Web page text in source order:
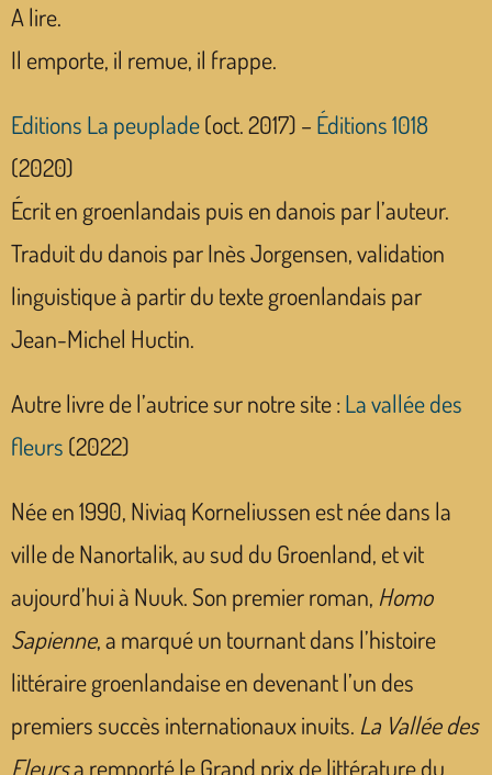
A lire.
Il emporte, il remue, il frappe.
Editions La peuplade(oct. 2017) – Éditions 1018
(2020)
Écrit en groenlandais puis en danois par l’auteur.
Traduit du danois par Inès Jorgensen, validation
linguistique à partir du texte groenlandais par
Jean-Michel Huctin.
Autre livre de l’autrice sur notre site :La vallée des
fleurs (2022)
Née en 1990, Niviaq Korneliussen est née dans la
ville de Nanortalik, au sud du Groenland, et vit
aujourd’hui à Nuuk. Son premier roman, Homo
Sapienne, a marqué un tournant dans l’histoire
littéraire groenlandaise en devenant l’un des
premiers succès internationaux inuits. La Vallée des
Fleursa remporté le Grand prix de littérature du